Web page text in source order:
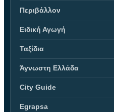
Περιβάλλον
Ειδική Αγωγή
Ταξίδια
Άγνωστη Ελλάδα
City Guide
Egrapsa